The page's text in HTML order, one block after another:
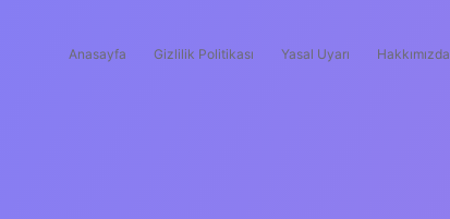
Anasayfa Gizlilik Politikası Yasal Uyarı Hakkımızda